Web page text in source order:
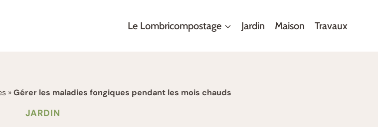
Le Lombricompostage Jardin Maison Travaux
»Gérer les maladies fongiques pendant les mois chauds
JARDIN